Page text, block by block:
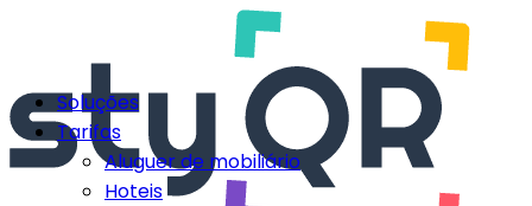
Soluções
Tarifas
Aluguer de mobiliário
Hoteis